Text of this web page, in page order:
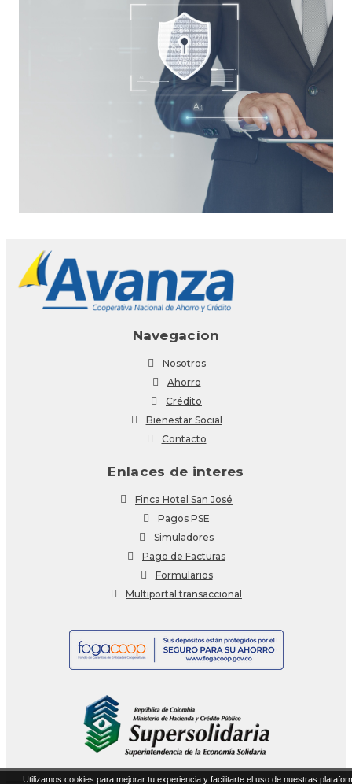
Navegacíon
Nosotros
Ahorro
Crédito
Bienestar Social
Contacto
Enlaces de interes
Finca Hotel San José
Pagos PSE
Simuladores
Pago de Facturas
Formularios
Multiportal transaccional
Utilizamos cookies para mejorar tu experiencia y facilitarte el uso de nuestras